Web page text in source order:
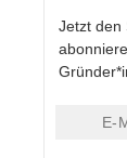
Jetzt den